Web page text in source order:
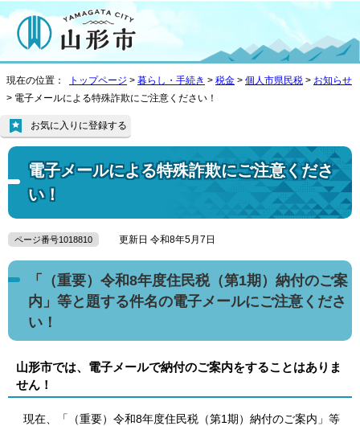
現在の位置： トップページ > 暮らし・手続き > 税金 > 個人市県民税 > お知らせ
> 電子メールによる特殊詐欺にご注意ください！
電子メールによる特殊詐欺にご注意くださ
い！
お気に入りに登録する
ページ番号1018810 更新日 令和8年5月7日
「（重要）令和8年度住民税（第1期）納付のご案
内」等と題する件名の電子メールにご注意くださ
い！
山形市では、電子メールで納付のご案内をすることはありま
せん！
現在、「（重要）令和8年度住民税（第1期）納付のご案内」等